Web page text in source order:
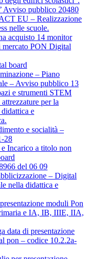
Avviso pubblico 20480
EU – Realizzazione
nelle scuole.
acquisto 14 monitor
PON Digital
board
– Piano
– Avviso pubblico 13
e strumenti STEM
per la
e
e socialità –
28
Incarico a titolo non
del 06 09
– Digital
nella didattica e
moduli Pon
e IA, IB, IIIE, IIA,
data di presentazione
pon – codice 10.2.2a-